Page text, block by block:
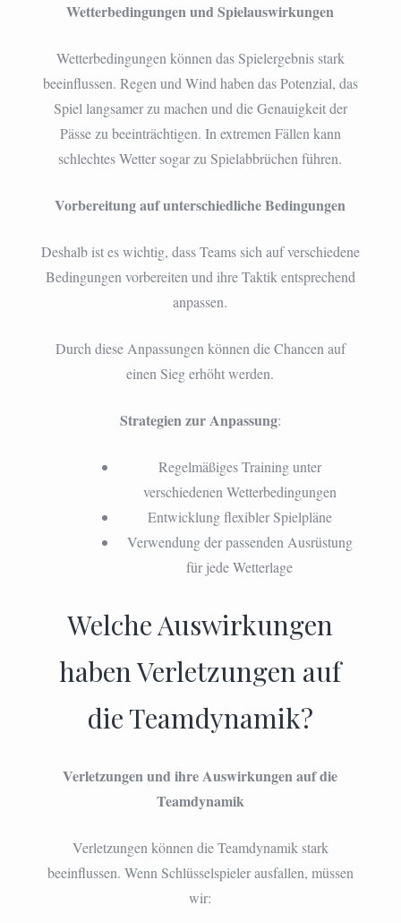
Wetterbedingungen und Spielauswirkungen
Wetterbedingungen können das Spielergebnis stark
beeinflussen. Regen und Wind haben das Potenzial, das
Spiel langsamer zu machen und die Genauigkeit der
Pässe zu beeinträchtigen. In extremen Fällen kann
schlechtes Wetter sogar zu Spielabbrüchen führen.
Vorbereitung auf unterschiedliche Bedingungen
Deshalb ist es wichtig, dass Teams sich auf verschiedene
Bedingungen vorbereiten und ihre Taktik entsprechend
anpassen.
Durch diese Anpassungen können die Chancen auf
einen Sieg erhöht werden.
Strategien zur Anpassung:
Regelmäßiges Training unter
verschiedenen Wetterbedingungen
Entwicklung flexibler Spielpläne
Verwendung der passenden Ausrüstung
für jede Wetterlage
Welche Auswirkungen
haben Verletzungen auf
die Teamdynamik?
Verletzungen und ihre Auswirkungen auf die
Teamdynamik
Verletzungen können die Teamdynamik stark
beeinflussen. Wenn Schlüsselspieler ausfallen, müssen
wir: